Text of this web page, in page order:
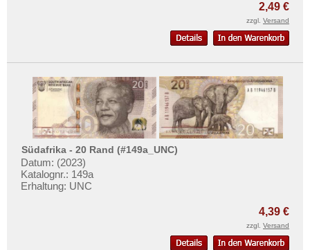
2,49 €
zzgl. Versand
Südafrika - 20 Rand (#149a_UNC)
Datum: (2023)
Katalognr.: 149a
Erhaltung: UNC
4,39 €
zzgl. Versand